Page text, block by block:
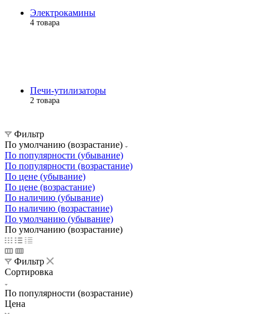
Электрокамины
4 товара
Печи-утилизаторы
2 товара
Фильтр
По умолчанию (возрастание)
По популярности (убывание)
По популярности (возрастание)
По цене (убывание)
По цене (возрастание)
По наличию (убывание)
По наличию (возрастание)
По умолчанию (убывание)
По умолчанию (возрастание)
Фильтр
Сортировка
По популярности (возрастание)
Цена